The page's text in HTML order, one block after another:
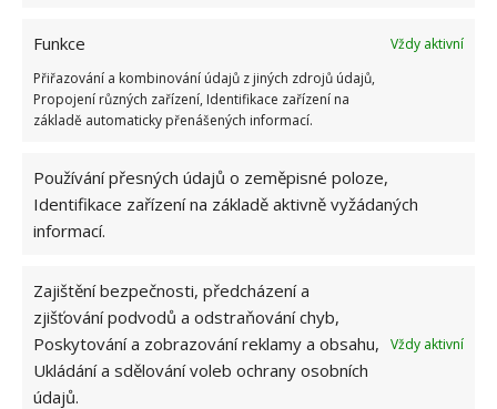
Funkce
Vždy aktivní
Přiřazování a kombinování údajů z jiných zdrojů údajů,
Propojení různých zařízení, Identifikace zařízení na
základě automaticky přenášených informací.
Používání přesných údajů o zeměpisné poloze,
Identifikace zařízení na základě aktivně vyžádaných
informací.
Zajištění bezpečnosti, předcházení a
zjišťování podvodů a odstraňování chyb,
Poskytování a zobrazování reklamy a obsahu,
Ukládání a sdělování voleb ochrany osobních
údajů.
Vždy aktivní
se, že někteří psi jsou submisivní a nepředstavují
hrozbu, ale není dobré to u cizího psa pokoušet a
vyzívat jej k boji.